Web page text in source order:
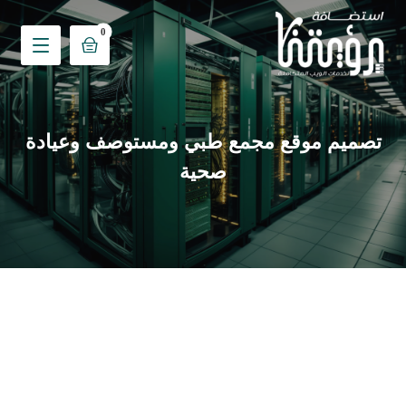
تصميم موقع مجمع طبي ومستوصف وعيادة
صحية